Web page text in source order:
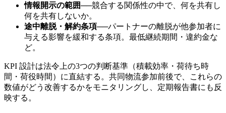
情報開示の範囲──競合する関係性の中で、何を共有し
何を共有しないか。
途中離脱・解約条項──パートナーの離脱が他参加者に
与える影響を緩和する条項。最低継続期間・違約金な
ど。
KPI 設計は法令上の3つの判断基準（積載効率・荷待ち時
間・荷役時間）に直結する。共同物流参加前後で、これらの
数値がどう改善するかをモニタリングし、定期報告書にも反
映する。